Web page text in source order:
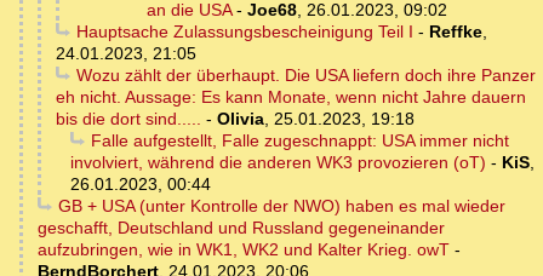
an die USA- Joe68, 26.01.2023, 09:02
Hauptsache Zulassungsbescheinigung Teil I - Reffke,
24.01.2023, 21:05
Wozu zählt der überhaupt. Die USA liefern doch ihre Panzer
eh nicht. Aussage: Es kann Monate, wenn nicht Jahre dauern
bis die dort sind..... - Olivia, 25.01.2023, 19:18
Falle aufgestellt, Falle zugeschnappt: USA immer nicht
involviert, während die anderen WK3 provozieren (oT) - KiS,
26.01.2023, 00:44
GB + USA (unter Kontrolle der NWO) haben es mal wieder
geschafft, Deutschland und Russland gegeneinander
aufzubringen, wie in WK1, WK2 und Kalter Krieg. owT -
BerndBorchert, 24.01.2023, 20:06